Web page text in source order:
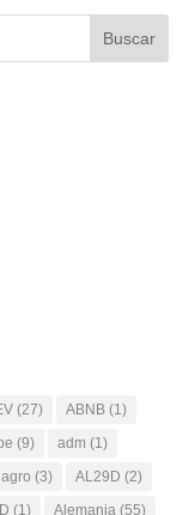
(27) ABNB (1)
(9) adm (1)
agro (3) AL29D (2)
(1) Alemania (55)